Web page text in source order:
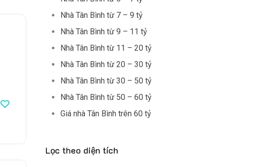
Nhà Tân Bình từ 7 – 9 tỷ
Nhà Tân Bình từ 9 – 11 tỷ
Nhà Tân Bình từ 11 – 20 tỷ
Nhà Tân Bình từ 20 – 30 tỷ
Nhà Tân Bình từ 30 – 50 tỷ
Nhà Tân Bình từ 50 – 60 tỷ
Giá nhà Tân Bình trên 60 tỷ
Lọc theo diện tích